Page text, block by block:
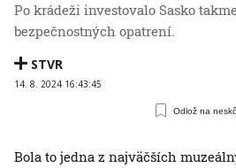
Po krádeži investovalo Sasko
bezpečnostných opatrení.
STVR
14. 8. 2024 16:43:45
Odlož na
Bola to jedna z najväčších